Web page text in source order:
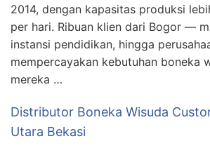
2014, dengan kapasitas produksi
per hari. Ribuan klien dari Bogor —
instansi pendidikan, hingga
mempercayakan kebutuhan boneka
mereka …
Distributor Boneka Wisuda
Utara Bekasi